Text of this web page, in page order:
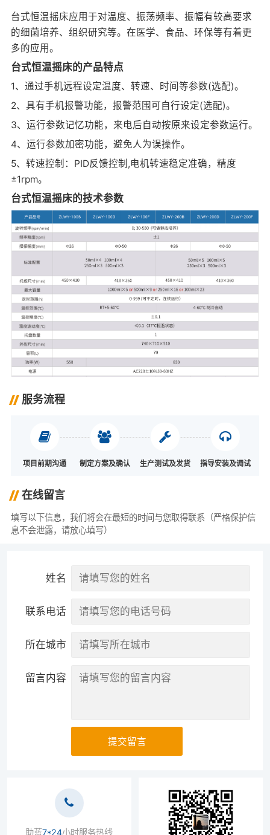
台式恒温摇床应用于对温度、振荡频率、振幅有较高要求
的细菌培养、组织研究等。在医学、食品、环保等有着更
多的应用。
台式恒温摇床的产品特点
1、通过手机远程设定温度、转速、时间等参数(选配)。
2、具有手机报警功能，报警范围可自行设定(选配)。
3、运行参数记忆功能，来电后自动按原来设定参数运行。
4、运行参数加密功能，避免人为误操作。
5、转速控制：PID反馈控制,电机转速稳定准确，精度
±1rpm。
台式恒温摇床的技术参数
服务流程
项目前期沟通 制定方案及确认 生产测试及发货 指导安装及调试
在线留言
填写以下信息，我们将会在最短的时间与您取得联系（严格保护信
息不会泄露，请放心填写）
姓名
联系电话
所在城市
留言内容
提交留言
助蓝7*24小时服务热线